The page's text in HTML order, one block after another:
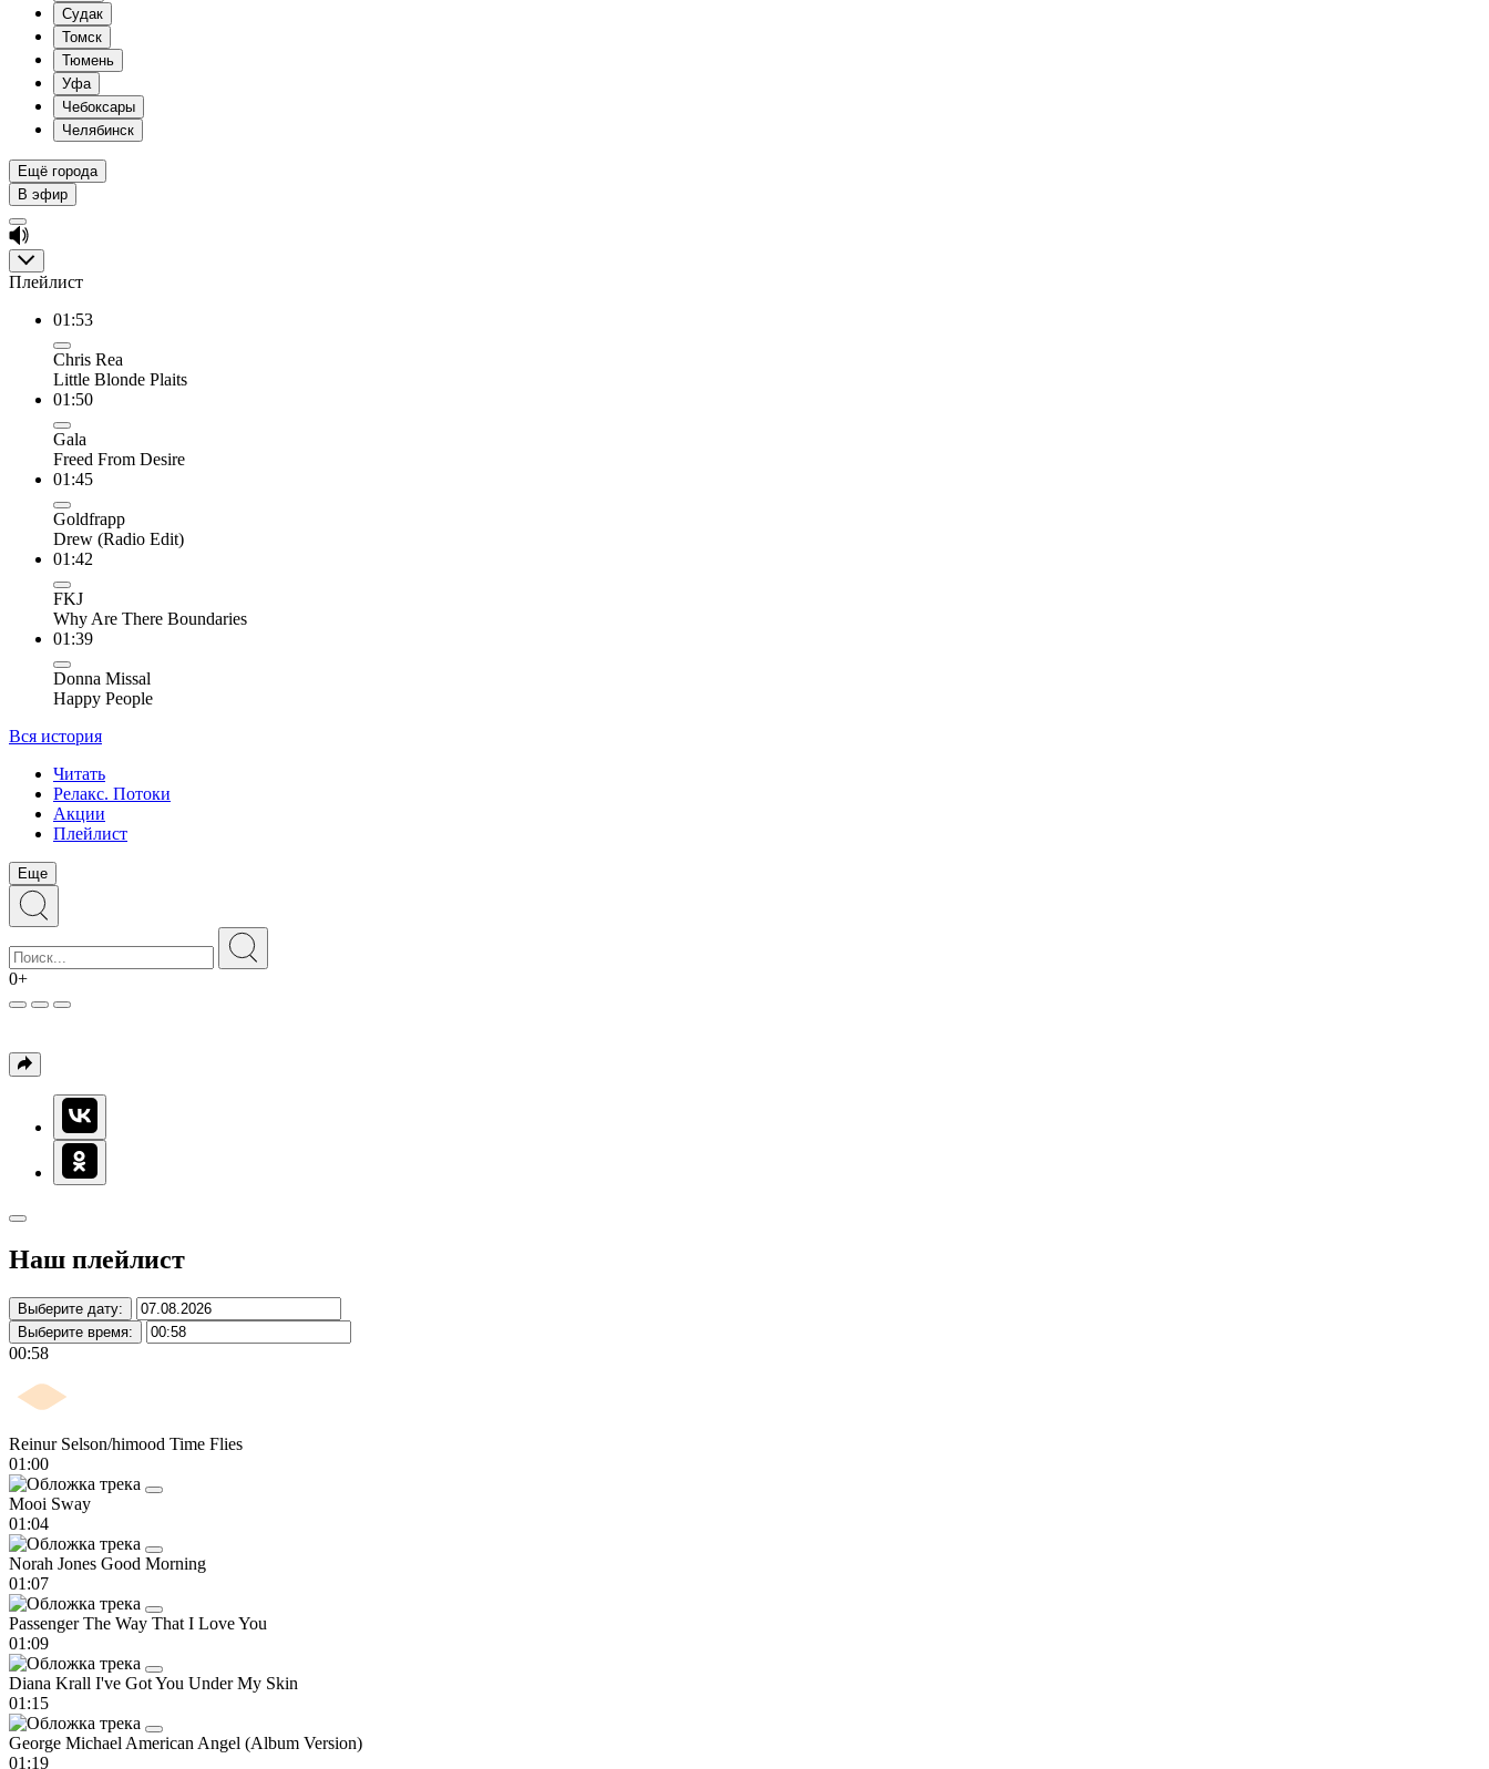
Судак
Томск
Тюмень
Уфа
Чебоксары
Челябинск
Ещё города
В эфир
Плейлист
01:53
Chris Rea
Little Blonde Plaits
01:50
Gala
Freed From Desire
01:45
Goldfrapp
Drew (Radio Edit)
01:42
FKJ
Why Are There Boundaries
01:39
Donna Missal
Happy People
Вся история
Читать
Релакс. Потоки
Акции
Плейлист
Еще
0+
Наш плейлист
Выберите дату:
Выберите время:
00:58
Reinur Selson/himood Time Flies
01:00
Mooi Sway
01:04
Norah Jones Good Morning
01:07
PassengerThe Way That I Love You
01:09
Diana Krall I've Got You Under My Skin
01:15
George Michael American Angel (Album Version)
01:19